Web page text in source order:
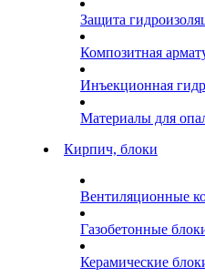
Защита
Композитная
Инъекционная
Материалы для
Кирпич, блоки
Вентиляционные
Газобетонные
Керамические